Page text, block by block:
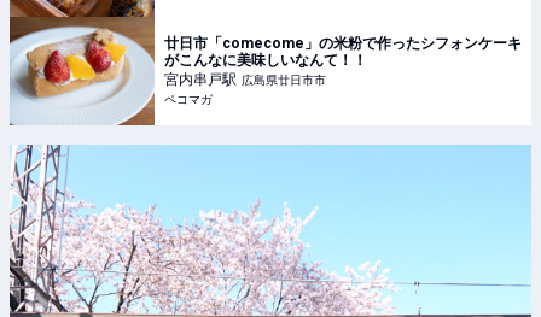
廿日市「comecome」の米粉で作ったシフォンケーキ
がこんなに美味しいなんて！！
宮内串戸駅 広島県廿日市市
ペコマガ